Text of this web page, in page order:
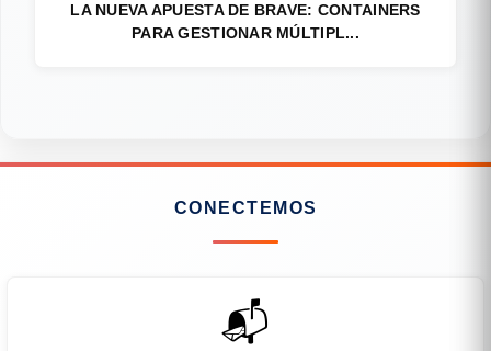
LA NUEVA APUESTA DE BRAVE: CONTAINERS
PARA GESTIONAR MÚLTIPL...
CONECTEMOS
📬